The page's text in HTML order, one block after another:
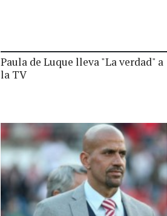
Paula de Luque lleva "La verdad" a
la TV